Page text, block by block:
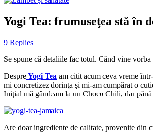
Yogi Tea: frumuseţea stă în
9 Replies
Se spune că detaliile fac totul. Când vine
DespreYogi Tea am citit acum ceva vreme
mi concretizez dorinţa şi mi-am cumpărat o
Iniţial mă gândeam la un Choco Chili, dar
Are doar ingrediente de calitate, provenite din